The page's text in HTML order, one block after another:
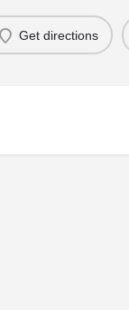
Get directions